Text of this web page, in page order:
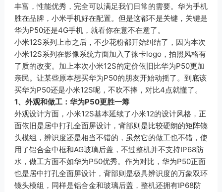
丰富，性能优秀，完全可以满足我们日常的需要。华为手机
胜在品牌，小米手机好在配置。但是这都不是关键，关键是
华为P50还是4G手机，就看你在意不在意了。
小米12S系列上市之后，不少花粉都开始纠结了，因为本次
小米12S系列在影像系统方面加入了徕卡logo，拍照风格有
了质的改变。加上本次小米12S的定价依旧比华为P50更加
亲民。让某些原本想买华为P50的朋友开始动摇了。到底该
买华为P50还是小米12S呢，不吹不捧，对比4点就懂了。
1、外观和做工：华为P50更胜一筹
外观设计方面，小米12S基本延续了小米12的设计风格，正
面依旧是居中打孔全面屏设计，背部则是比较硬朗的矩阵镜
头模组，辨识度还是相当不错的，虽然它的做工也不错，使
用了铝合金中框和AG玻璃后盖，不过整机并不支持IP68防
水，做工方面不如华为P50优秀。作为对比，华为P50正面
也是居中打孔全面屏设计，背部则是极具辨识度的万象双环
镜头模组，同样是铝合金和玻璃后盖，整机还拥有IP68防